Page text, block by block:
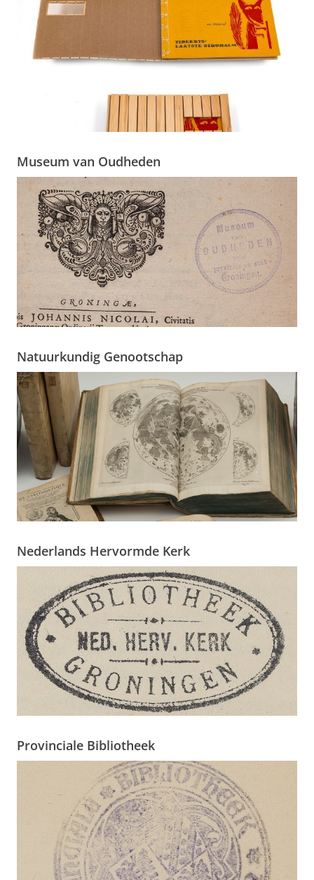
Museum van Oudheden
Natuurkundig Genootschap
Nederlands Hervormde Kerk
Provinciale Bibliotheek